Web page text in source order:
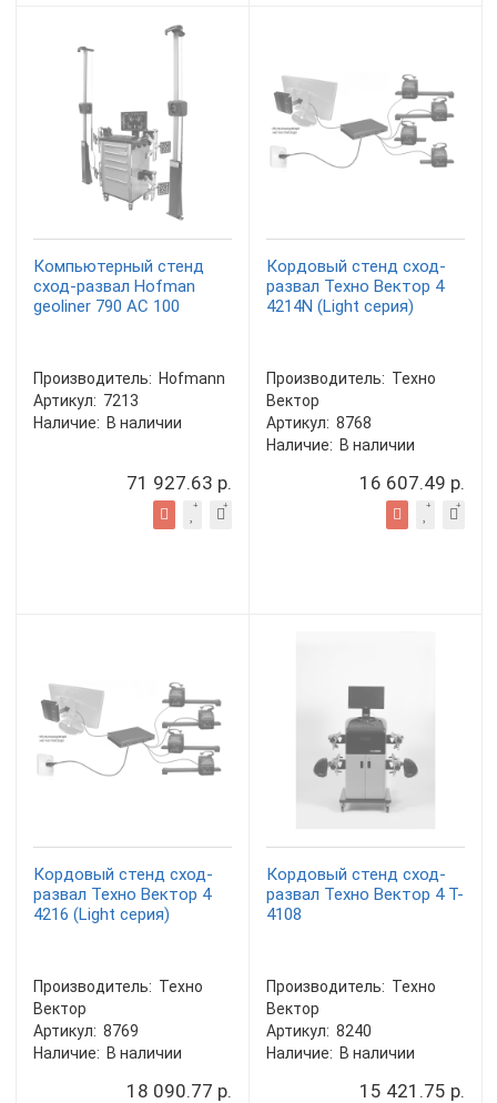
Компьютерный стенд
сход-развал Hofman
geoliner 790 AC 100
Производитель: Hofmann
Артикул: 7213
Наличие: В наличии
71 927.63 р.
Кордовый стенд сход-
развал Техно Вектор 4
4214N (Light серия)
Производитель: Техно
Вектор
Артикул: 8768
Наличие: В наличии
16 607.49 р.
Кордовый стенд сход-
развал Техно Вектор 4
4216 (Light серия)
Производитель: Техно
Вектор
Артикул: 8769
Наличие: В наличии
18 090.77 р.
Кордовый стенд сход-
развал Техно Вектор 4 T-
4108
Производитель: Техно
Вектор
Артикул: 8240
Наличие: В наличии
15 421.75 р.